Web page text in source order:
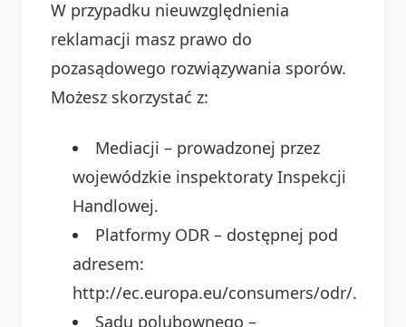
W przypadku nieuwzględnienia
reklamacji masz prawo do
pozasądowego rozwiązywania sporów.
Możesz skorzystać z:
Mediacji – prowadzonej przez
wojewódzkie inspektoraty Inspekcji
Handlowej.
Platformy ODR – dostępnej pod
adresem:
http://ec.europa.eu/consumers/odr/.
Sądu polubownego –